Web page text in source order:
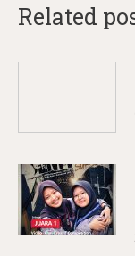
Related